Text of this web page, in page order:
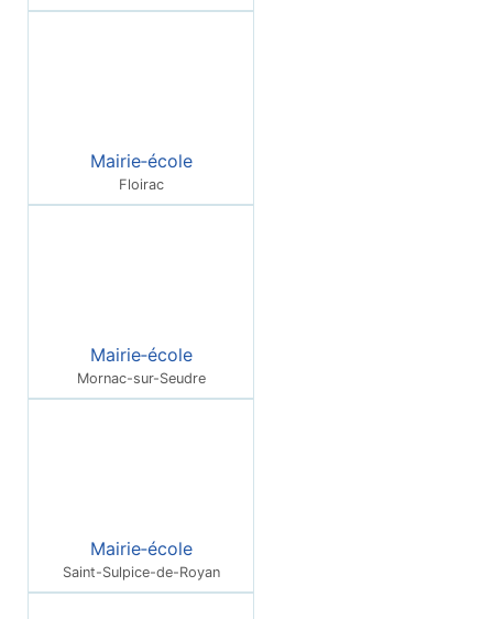
Mairie‑école
Floirac
Mairie‑école
Mornac-sur-Seudre
Mairie‑école
Saint-Sulpice-de-Royan